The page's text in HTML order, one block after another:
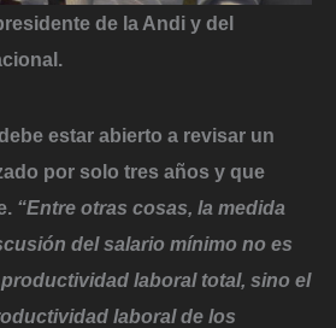
de la Andi y del
estar abierto a revisar un
por solo tres años y que
“Entre otras cosas, la medida
del salario mínimo no es
laboral total, sino el
laboral de los